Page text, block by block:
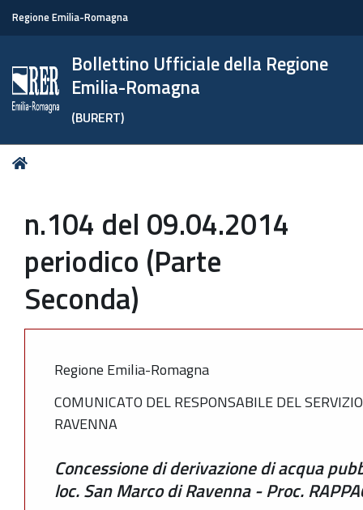
Regione Emilia-Romagna
Bollettino Ufficiale della Regione
Emilia-Romagna
(BURERT)
Tu
n.104 del 09.04.2014
periodico (Parte
Seconda)
Regione Emilia-Romagna
COMUNICATO DEL RESPONSABILE DEL
RAVENNA
Concessione di derivazione di acqua
loc. San Marco di Ravenna - Proc.